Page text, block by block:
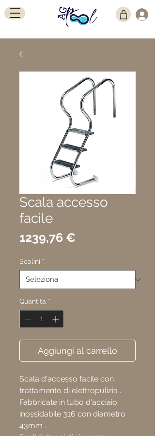
Scala accesso
facile
1239,76 €
Scalini *
Quantità *
Aggiungi al carrello
Scala d'accesso facile con
trattamento di elettropulizia .
Fabbricate in tubo d'acciaio
inossidabile 316 con diametro
43mm .